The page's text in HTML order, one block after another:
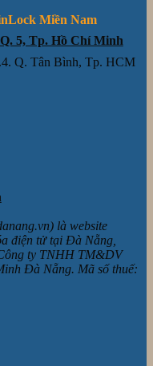
Miền Nam
5, Tp. Hồ Chí Minh
Q. Tân Bình, Tp. HCM
là website
điện tử tại Đà Nẵng,
ty TNHH TM&DV
Đà Nẵng. Mã số thuế: